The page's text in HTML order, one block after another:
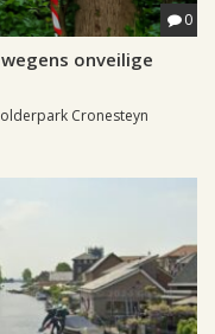
0
onveilige
Cronesteyn